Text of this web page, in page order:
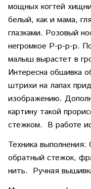
мощных когтей
белый, как и мама,
глазками. Розовый
негромкое Р-р-р-р.
малыш вырастет в
Интересна обшивка
штрихи на лапах
изображению.
картину такой
стежком. В работе
Техника
обратный стежок,
нить. Ручная